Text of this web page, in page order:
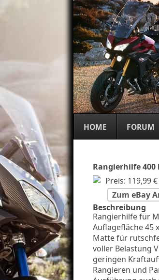
Yamaha
Eine weitere WordPress-Seite
HOME FORUM
Rangierhilfe 400
Preis: 119,99 €
Zum eBay
Beschreibung
Rangierhilfe für
Auflagefläche 45
Matte für
voller Belastung
geringen
Rangieren und